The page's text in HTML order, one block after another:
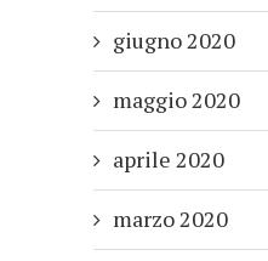
giugno 2020
maggio 2020
aprile 2020
marzo 2020